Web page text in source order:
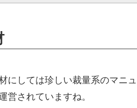
にしては珍しい裁量系のマニュ
営されていますね。